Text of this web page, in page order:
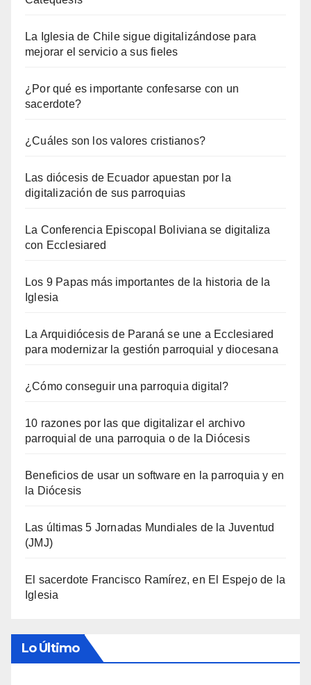
La Iglesia de Chile sigue digitalizándose para
mejorar el servicio a sus fieles
¿Por qué es importante confesarse con un
sacerdote?
¿Cuáles son los valores cristianos?
Las diócesis de Ecuador apuestan por la
digitalización de sus parroquias
La Conferencia Episcopal Boliviana se digitaliza
con Ecclesiared
Los 9 Papas más importantes de la historia de la
Iglesia
La Arquidiócesis de Paraná se une a Ecclesiared
para modernizar la gestión parroquial y diocesana
¿Cómo conseguir una parroquia digital?
10 razones por las que digitalizar el archivo
parroquial de una parroquia o de la Diócesis
Beneficios de usar un software en la parroquia y en
la Diócesis
Las últimas 5 Jornadas Mundiales de la Juventud
(JMJ)
El sacerdote Francisco Ramírez, en El Espejo de la
Iglesia
Lo Último